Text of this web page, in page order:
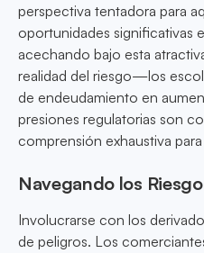
perspectiva tentadora para
oportunidades significativas
acechando bajo esta
realidad del riesgo—los
de endeudamiento en
presiones regulatorias son
comprensión exhaustiva
Navegando los
Involucrarse con los
de peligros. Los